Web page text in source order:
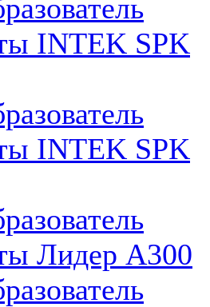
INTEK SPK
INTEK SPK
Лидер А300